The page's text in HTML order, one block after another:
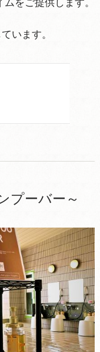
をご提供します。
います。
プーバー～